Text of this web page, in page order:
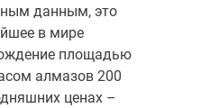
данным, это
в мире
площадью
алмазов 200
ценах –